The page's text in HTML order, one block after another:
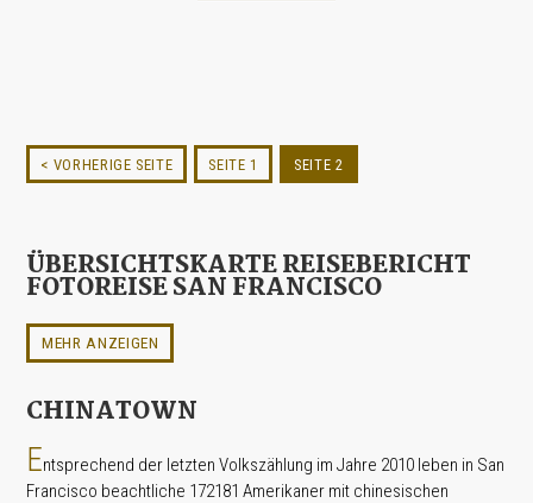
< VORHERIGE SEITE SEITE 1 SEITE 2
ÜBERSICHTSKARTE REISEBERICHT
FOTOREISE SAN FRANCISCO
MEHR ANZEIGEN
CHINATOWN
Entsprechend der letzten Volkszählung im Jahre 2010 leben in San
Francisco beachtliche 172181 Amerikaner mit chinesischen